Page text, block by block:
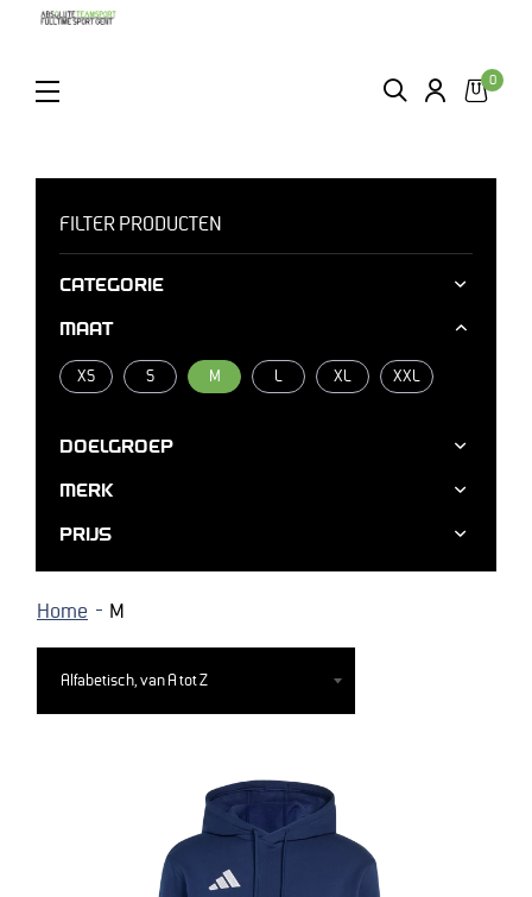
ZOEKEN LOGIN
0
M
FILTER PRODUCTEN
CATEGORIE
MAAT
XS S M L XL XXL
DOELGROEP
MERK
PRIJS
Home
M
Sorteer